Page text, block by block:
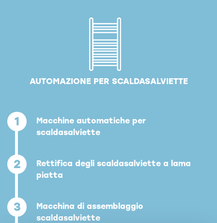
AUTOMAZIONE PER SCALDASALVIETTE
1
Macchine automatiche per
scaldasalviette
2
Rettifica degli scaldasalviette a lama
piatta
3
Macchina di assemblaggio
scaldasalviette